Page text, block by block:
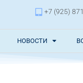
+7 (925)
НОВОСТИ